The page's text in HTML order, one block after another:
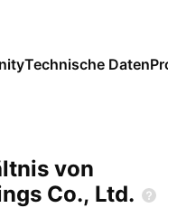
Technische Daten
von
Co., Ltd.